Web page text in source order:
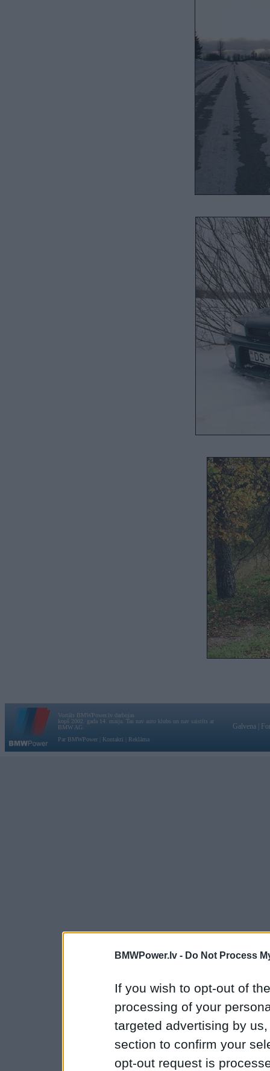
BMWPower.lv - Do Not Process
If you wish to opt-out of
processing of your
targeted advertising by
section to confirm your
opt-out request is
Vortāls BMWPower.lv darbojas
kopš 2002. gada 14. maija. Tas nav auto klubs un nav saistīts ar
BMW AG.
Par BMWPower
Kontakti Reklāma
Galvena